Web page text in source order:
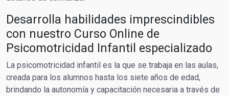
Desarrolla habilidades imprescindibles
con nuestro Curso Online de
Psicomotricidad Infantil especializado
La psicomotricidad infantil es la que se trabaja en las aulas,
creada para los alumnos hasta los siete años de edad,
brindando la autonomía y capacitación necesaria a través de